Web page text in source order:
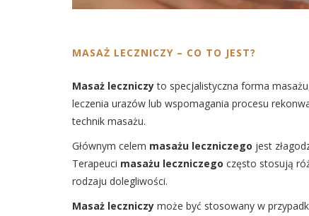
MASAŻ LECZNICZY – CO TO JEST?
Masaż leczniczyto specjalistyczna forma
leczenia urazów lub wspomagania procesu
technik masażu.
Głównym celem masażu leczniczego jest
Terapeuci masażu leczniczego często stosują
rodzaju dolegliwości.
Masaż leczniczy może być stosowany w